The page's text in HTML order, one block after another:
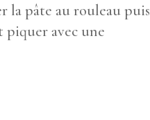
la pâte au rouleau puis
piquer avec une